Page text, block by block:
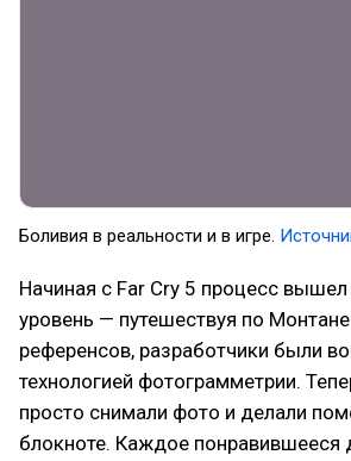
Боливия в реальности и в игре.
Начиная с Far Cry 5 процесс
уровень — путешествуя по
референсов, разработчики были
технологией фотограмметрии.
просто снимали фото и делали
блокноте. Каждое понравившееся